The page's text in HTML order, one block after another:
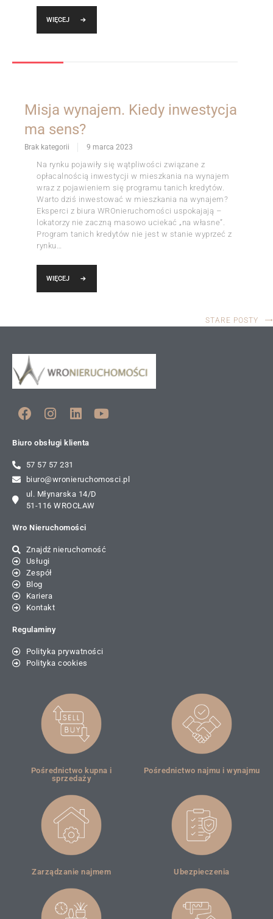
WIĘCEJ
Misja wynajem. Kiedy inwestycja
ma sens?
Brak kategorii 9 marca 2023
Na rynku pojawiły się wątpliwości związane z
opłacalnością inwestycji w mieszkania na wynajem
wraz z pojawieniem się programu tanich kredytów.
Warto dziś inwestować w mieszkania na wynajem?
Eksperci z biura WROnieruchomości uspokajają –
lokatorzy nie zaczną masowo uciekać „na własne”.
Program tanich kredytów nie jest w stanie wyprzeć z
rynku…
WIĘCEJ
STARE POSTY
Biuro obsługi klienta
57 57 57 231
biuro@wronieruchomosci.pl
ul. Młynarska 14/D
51-116 WROCŁAW
Wro Nieruchomości
Znajdź nieruchomość
Usługi
Zespół
Blog
Kariera
Kontakt
Regulaminy
Polityka prywatności
Polityka cookies
Pośrednictwo kupna i
sprzedaży
Pośrednictwo najmu i wynajmu
Zarządzanie najmem Ubezpieczenia